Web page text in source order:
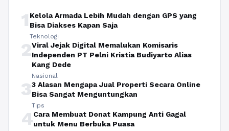
1 Kelola Armada Lebih Mudah dengan GPS yang
Bisa Diakses Kapan Saja
Teknologi
2Viral Jejak Digital Memalukan Komisaris
Independen PT Pelni Kristia Budiyarto Alias
Kang Dede
Nasional
33 Alasan Mengapa Jual Properti Secara Online
Bisa Sangat Menguntungkan
Tips
4Cara Membuat Donat Kampung Anti Gagal
untuk Menu Berbuka Puasa